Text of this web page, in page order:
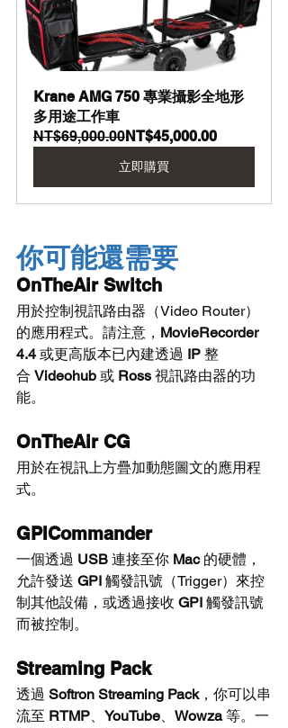
Krane AMG 750 專業攝影全地形
多用途工作車
NT$69,000.00NT$45,000.00
立即購買
你可能還需要
OnTheAir Switch
用於控制視訊路由器（Video Router）
的應用程式。請注意， MovieRecorder
4.4 或更高版本已內建透過 IP 整
合 Videohub 或 Ross 視訊路由器的功
能。
OnTheAir CG
用於在視訊上方疊加動態圖文的應用程
式。
GPICommander
一個透過 USB 連接至你 Mac 的硬體，
允許發送 GPI 觸發訊號（Trigger）來控
制其他設備，或透過接收 GPI 觸發訊號
而被控制。
Streaming Pack
透過 Softron Streaming Pack，你可以串
流至 RTMP、 YouTube、 Wowza 等。一